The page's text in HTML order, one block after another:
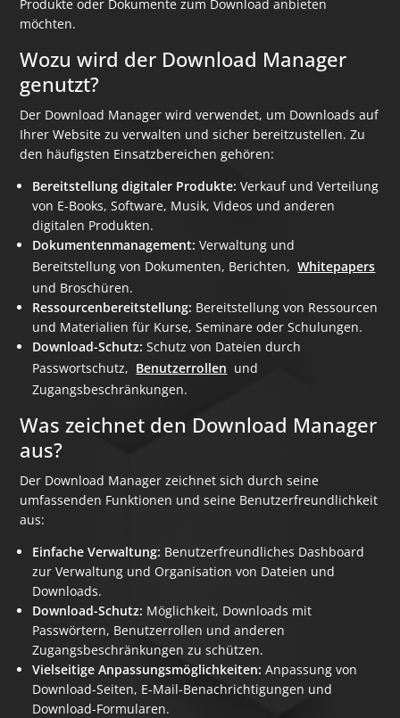
Produkte oder Dokumente zum Download anbieten
möchten.
Wozu wird der Download Manager
genutzt?
Der Download Manager wird verwendet, um Downloads auf
Ihrer Website zu verwalten und sicher bereitzustellen. Zu
den häufigsten Einsatzbereichen gehören:
Bereitstellung digitaler Produkte: Verkauf und Verteilung
von E-Books, Software, Musik, Videos und anderen
digitalen Produkten.
Dokumentenmanagement: Verwaltung und
Bereitstellung von Dokumenten, Berichten, Whitepapers
und Broschüren.
Ressourcenbereitstellung: Bereitstellung von Ressourcen
und Materialien für Kurse, Seminare oder Schulungen.
Download-Schutz: Schutz von Dateien durch
Passwortschutz, Benutzerrollen und
Zugangsbeschränkungen.
Was zeichnet den Download Manager
aus?
Der Download Manager zeichnet sich durch seine
umfassenden Funktionen und seine Benutzerfreundlichkeit
aus:
Einfache Verwaltung: Benutzerfreundliches Dashboard
zur Verwaltung und Organisation von Dateien und
Downloads.
Download-Schutz: Möglichkeit, Downloads mit
Passwörtern, Benutzerrollen und anderen
Zugangsbeschränkungen zu schützen.
Vielseitige Anpassungsmöglichkeiten: Anpassung von
Download-Seiten, E-Mail-Benachrichtigungen und
Download-Formularen.